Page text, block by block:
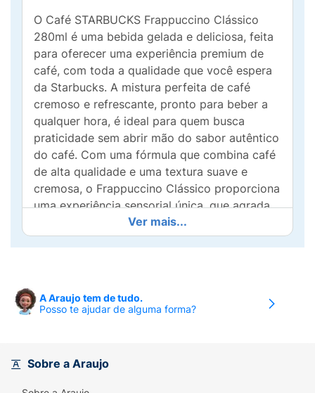
O Café STARBUCKS Frappuccino Clássico
280ml é uma bebida gelada e deliciosa, feita
para oferecer uma experiência premium de
café, com toda a qualidade que você espera
da Starbucks. A mistura perfeita de café
cremoso e refrescante, pronto para beber a
qualquer hora, é ideal para quem busca
praticidade sem abrir mão do sabor autêntico
do café. Com uma fórmula que combina café
de alta qualidade e uma textura suave e
cremosa, o Frappuccino Clássico proporciona
uma experiência sensorial única, que agrada
desde os apreciadores de café até quem
busca algo mais indulgente. Sua embalagem
viagens ou enquanto você se desloca pela
cidade.
intenso e encorpado do café Starbucks com a
conveniência de uma bebida gelada e pronta
Ver mais...
A Araujo tem de tudo.
Posso te ajudar de alguma forma?
Sobre a Araujo